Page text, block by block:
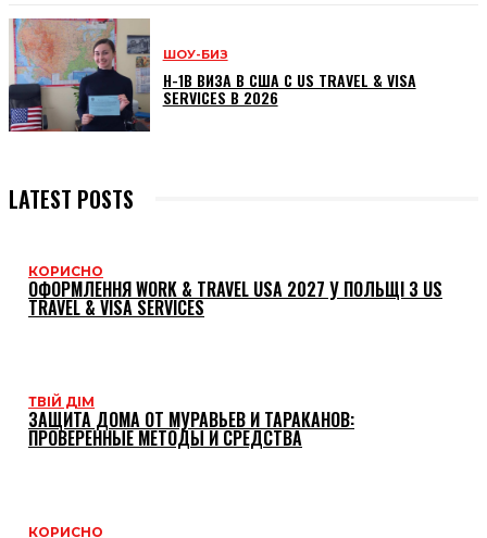
ШОУ-БИЗ
H-1B ВИЗА В США С US TRAVEL & VISA
SERVICES В 2026
LATEST POSTS
КОРИСНО
ОФОРМЛЕННЯ WORK & TRAVEL USA 2027 У ПОЛЬЩІ З US
TRAVEL & VISA SERVICES
ТВІЙ ДІМ
ЗАЩИТА ДОМА ОТ МУРАВЬЕВ И ТАРАКАНОВ:
ПРОВЕРЕННЫЕ МЕТОДЫ И СРЕДСТВА
КОРИСНО